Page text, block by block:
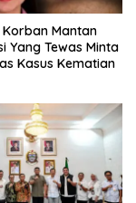
Mantan
Yang Tewas Minta
Kasus Kematian